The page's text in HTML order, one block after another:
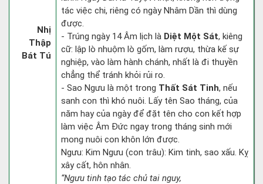
Nhị
Thập
Bát Tú
tác việc chi, riêng có ngày Nhâm Dần thì dùng
được.
- Trúng ngày 14 Âm lịch là Diệt Một Sát, kiêng
cữ: lập lò nhuộm lò gốm, làm rượu, thừa kế sự
nghiệp, vào làm hành chánh, nhất là đi thuyền
chẳng thể tránh khỏi rủi ro.
- Sao Ngưu là một trong Thất Sát Tinh, nếu
sanh con thì khó nuôi. Lấy tên Sao tháng, của
năm hay của ngày để đặt tên cho con kết hợp
làm việc Âm Đức ngay trong tháng sinh mới
mong nuôi con khôn lớn được.
Ngưu: Kim Ngưu (con trâu): Kim tinh, sao xấu. Kỵ
xây cất, hôn nhân.
“Ngưu tinh tạo tác chủ tai nguy,